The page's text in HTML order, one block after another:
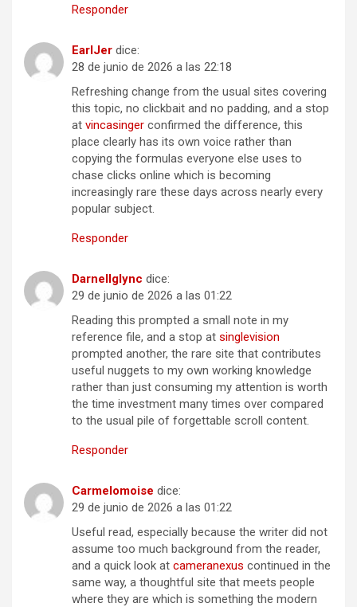
Responder
EarlJer dice:
28 de junio de 2026 a las 22:18
Refreshing change from the usual sites covering
this topic, no clickbait and no padding, and a stop
at vincasinger confirmed the difference, this
place clearly has its own voice rather than
copying the formulas everyone else uses to
chase clicks online which is becoming
increasingly rare these days across nearly every
popular subject.
Responder
Darnellglync dice:
29 de junio de 2026 a las 01:22
Reading this prompted a small note in my
reference file, and a stop at singlevision
prompted another, the rare site that contributes
useful nuggets to my own working knowledge
rather than just consuming my attention is worth
the time investment many times over compared
to the usual pile of forgettable scroll content.
Responder
Carmelomoise dice:
29 de junio de 2026 a las 01:22
Useful read, especially because the writer did not
assume too much background from the reader,
and a quick look at cameranexus continued in the
same way, a thoughtful site that meets people
where they are which is something the modern